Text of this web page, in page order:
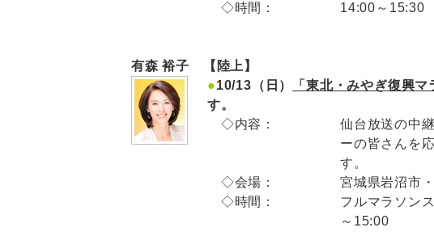
◇時間：
14:00～15:30
有森 裕子 【陸上】
●10/13（日） 「東北・みやぎ復興マ
す。
◇内容：
仙台放送の中
ーの皆さんを
す。
◇会場：
宮城県岩沼市
◇時間：
フルマラソン
～15:00